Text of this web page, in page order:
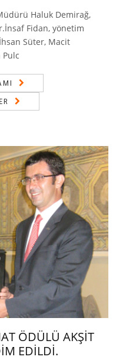
Haluk Demirağ,
Fidan, yönetim
Süter, Macit
ÖDÜLÜ AKŞİT
EDİLDİ.